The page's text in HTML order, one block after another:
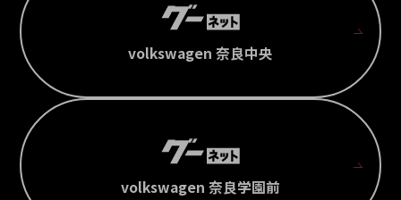
volkswagen 奈良中央
volkswagen 奈良学園前